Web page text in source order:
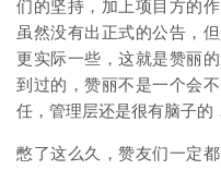
们的坚持，加上项目方的
虽然没有出正式的公告，
更实际一些，这就是赞丽
到过的，赞丽不是一个会
任，管理层还是很有脑子的
憋了这么久，赞友们一定